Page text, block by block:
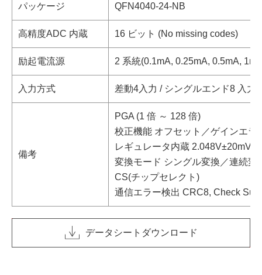
パッケージ QFN4040-24-NB
高精度ADC 内蔵 16 ビット (No missing codes)
励起電流源 2 系統(0.1mA, 0.25mA, 0.5mA,
入力方式 差動4入力 / シングルエンド8 入力
備考
PGA (1 倍 ～ 128 倍)
校正機能 オフセット／ゲインエラ
レギュレータ内蔵 2.048V±20mV
変換モード シングル変換／連続変
CS(チップセレクト)
通信エラー検出 CRC8, Check Sum
データシートダウンロード